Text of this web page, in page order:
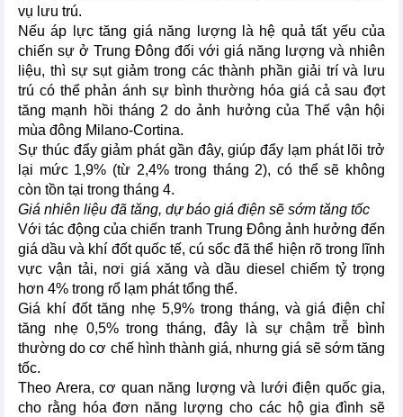
vụ lưu trú.
Nếu áp lực tăng giá năng lượng là hệ quả tất yếu của
chiến sự ở Trung Đông đối với giá năng lượng và nhiên
liệu, thì sự sụt giảm trong các thành phần giải trí và lưu
trú có thể phản ánh sự bình thường hóa giá cả sau đợt
tăng mạnh hồi tháng 2 do ảnh hưởng của Thế vận hội
mùa đông Milano-Cortina.
Sự thúc đẩy giảm phát gần đây, giúp đẩy lạm phát lõi trở
lại mức 1,9% (từ 2,4% trong tháng 2), có thể sẽ không
còn tồn tại trong tháng 4.
Giá nhiên liệu đã tăng, dự báo giá điện sẽ sớm tăng tốc
Với tác động của chiến tranh Trung Đông ảnh hưởng đến
giá dầu và khí đốt quốc tế, cú sốc đã thể hiện rõ trong lĩnh
vực vận tải, nơi giá xăng và dầu diesel chiếm tỷ trọng
hơn 4% trong rổ lạm phát tổng thể.
Giá khí đốt tăng nhẹ 5,9% trong tháng, và giá điện chỉ
tăng nhẹ 0,5% trong tháng, đây là sự chậm trễ bình
thường do cơ chế hình thành giá, nhưng giá sẽ sớm tăng
tốc.
Theo Arera, cơ quan năng lượng và lưới điện quốc gia,
cho rằng hóa đơn năng lượng cho các hộ gia đình sẽ